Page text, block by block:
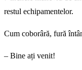
restul echipamentelor.
Cum coborâră, fură
– Bine ați venit!